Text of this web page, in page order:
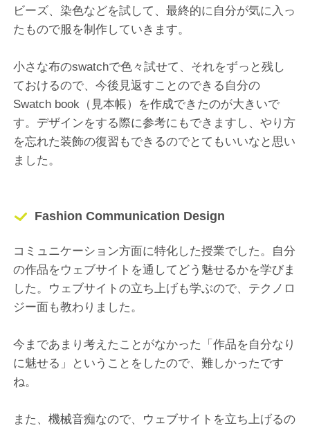
ビーズ、染色などを試して、最終的に自分が気に入っ
たもので服を制作していきます。
小さな布のswatchで色々試せて、それをずっと残し
ておけるので、今後見返すことのできる自分の
Swatch book（見本帳）を作成できたのが大きいで
す。デザインをする際に参考にもできますし、やり方
を忘れた装飾の復習もできるのでとてもいいなと思い
ました。
Fashion Communication Design
コミュニケーション方面に特化した授業でした。自分
の作品をウェブサイトを通してどう魅せるかを学びま
した。ウェブサイトの立ち上げも学ぶので、テクノロ
ジー面も教わりました。
今まであまり考えたことがなかった「作品を自分なり
に魅せる」ということをしたので、難しかったです
ね。
また、機械音痴なので、ウェブサイトを立ち上げるの